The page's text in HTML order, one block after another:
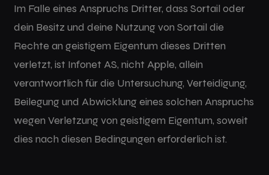
Im Falle eines Anspruchs Dritter, dass Sortail oder
dein Besitz und deine Nutzung von Sortail die
Rechte an geistigem Eigentum dieses Dritten
verletzt, ist Infonet AS, nicht Apple, allein
verantwortlich für die Untersuchung, Verteidigung,
Beilegung und Abwicklung eines solchen Anspruchs
wegen Verletzung von geistigem Eigentum, soweit
dies nach diesen Bedingungen erforderlich ist.